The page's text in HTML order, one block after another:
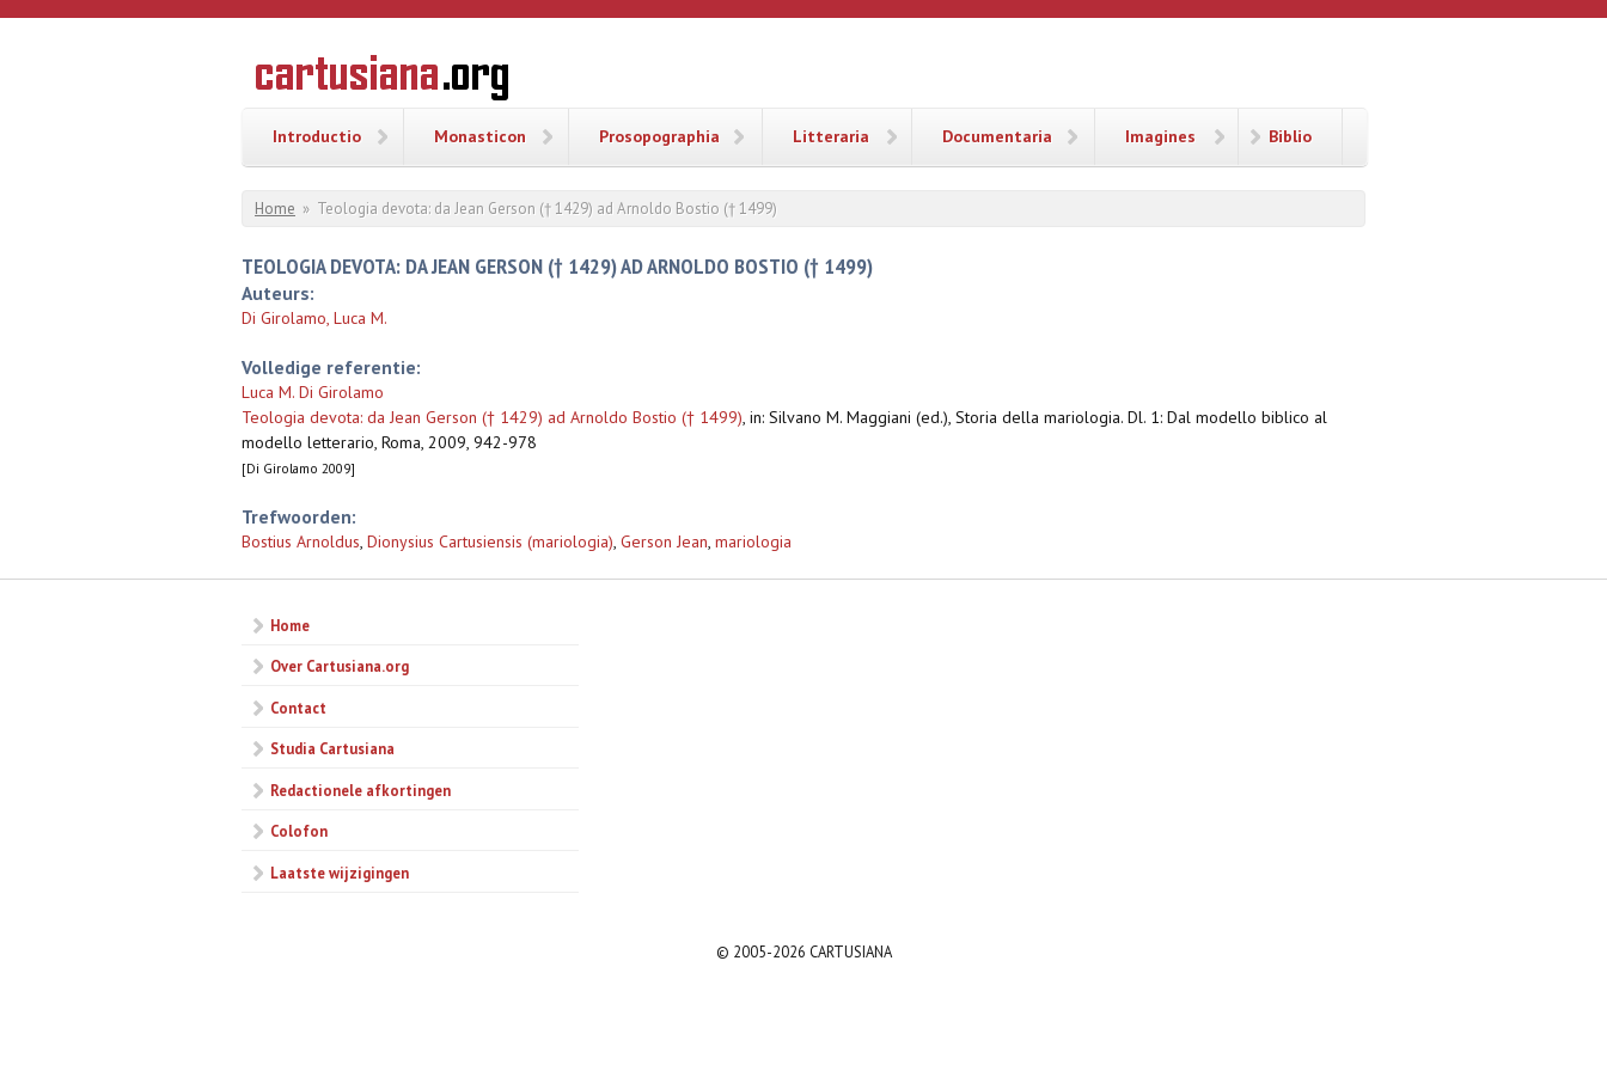
Overslaan en naar de inhoud gaan
CARTUSIANA
Geschiedenis
van de
Introductio Monasticon Prosopographia Litteraria Documentaria Imagines Biblio
U bent hier
Home » Teologia devota: da Jean Gerson († 1429) ad Arnoldo Bostio († 1499)
TEOLOGIA DEVOTA: DA JEAN GERSON († 1429) AD ARNOLDO BOSTIO († 1499)
Auteurs:
Di Girolamo, Luca M.
Volledige referentie:
Luca M. Di Girolamo
Teologia devota: da Jean Gerson († 1429) ad Arnoldo Bostio († 1499), in: Silvano M. Maggiani (ed.), Storia della mariologia. Dl. 1: Dal modello biblico al
modello letterario, Roma, 2009, 942-978
[Di Girolamo 2009]
Trefwoorden:
Bostius Arnoldus, Dionysius Cartusiensis (mariologia), Gerson Jean, mariologia
Home
Over Cartusiana.org
Contact
Studia Cartusiana
Redactionele afkortingen
Colofon
Laatste wijzigingen
© 2005-2026 CARTUSIANA